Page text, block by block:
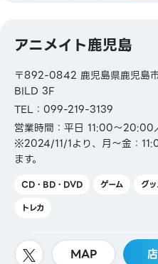
アニメイト鹿児島
〒892-0842 鹿児島県鹿児島
BILD 3F
TEL：099-219-3139
営業時間：平日 11:00～
※2024/11/1より、月～金：
ます。
CD・BD・DVD ゲーム グ
トレカ
MAP